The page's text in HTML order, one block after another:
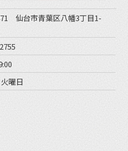
仙台市青葉区八幡3丁目1-
曜日